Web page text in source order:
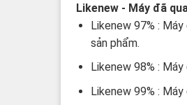
Likenew - Máy đã
Likenew 97% :
sản phẩm.
Likenew 98% :
Likenew 99% :